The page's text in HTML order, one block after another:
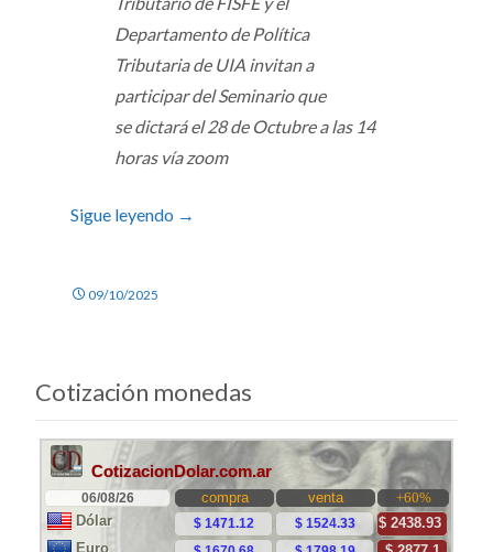
Departamento de Política
Tributaria de UIA invitan a
participar del Seminario que
se dictará el 28 de Octubre a las 14
horas vía zoom
Sigue leyendo →
09/10/2025
Cotización monedas